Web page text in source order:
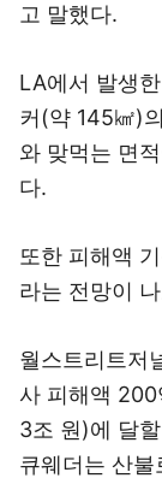
고 말했다.
LA에서 발생
커(약 145㎢)
와 맞먹는 면
다.
또한 피해액
라는 전망이
월스트리트저
사 피해액
3조 원)에 달
큐웨더는 산